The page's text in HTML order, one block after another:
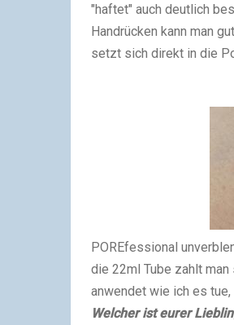
"haftet" auch deutlich
Handrücken kann man
setzt sich direkt in die
POREfessional
die 22ml Tube zahlt
anwendet wie ich es
Welcher ist eurer